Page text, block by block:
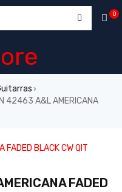
0
›
42463 A&L AMERICANA
FADED